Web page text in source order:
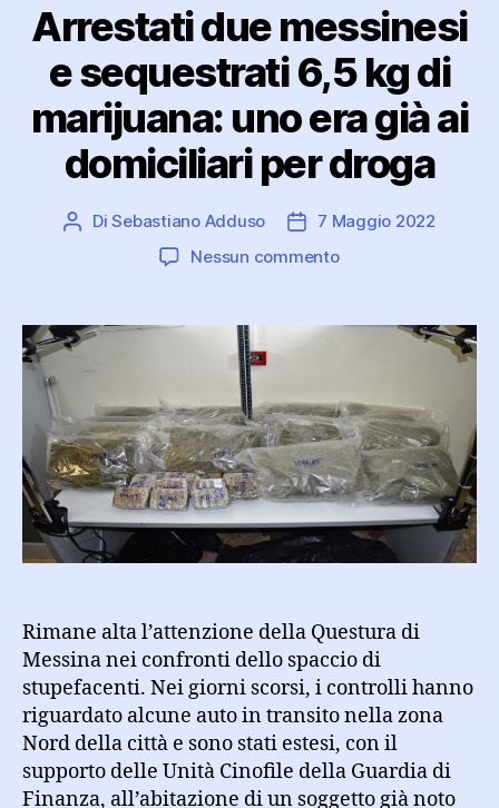
Arrestati due messinesi
e sequestrati 6,5 kg di
marijuana: uno era già ai
domiciliari per droga
Autore
DiSebastiano Adduso
Data7 Maggio 2022
Nessun commentosu
messinesi
6,5
kg
di
marijuana:
uno
era
già
per
droga
Rimane alta l’attenzione della Questura di
Messina nei confronti dello spaccio di
stupefacenti. Nei giorni scorsi, i controlli hanno
riguardato alcune auto in transito nella zona
Nord della città e sono stati estesi, con il
supporto delle Unità Cinofile della Guardia di
Finanza, all’abitazione di un soggetto già noto